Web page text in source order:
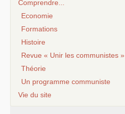
Comprendre...
Economie
Formations
Histoire
Revue « Unir les communistes »
Théorie
Un programme communiste
Vie du site